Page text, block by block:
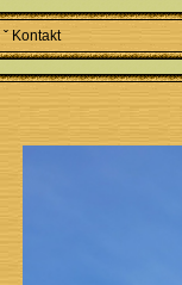
ˇ Kontakt